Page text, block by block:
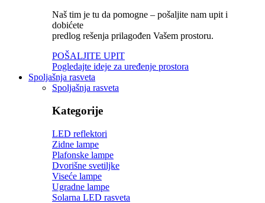
Naš tim je tu da pomogne – pošaljite nam upit i
dobićete
predlog rešenja prilagođen Vašem prostoru.
POŠALJITE UPIT
Pogledajte ideje za uređenje prostora
Spoljašnja rasveta
Spoljašnja rasveta
Kategorije
LED reflektori
Zidne lampe
Plafonske lampe
Dvorišne svetiljke
Viseće lampe
Ugradne lampe
Solarna LED rasveta